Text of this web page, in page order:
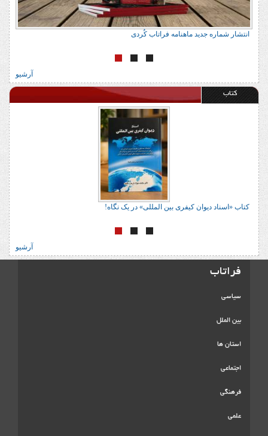
انتشار شماره جدید ماهنامه فراتاب کُردی
آرشیو
کتاب
کتاب «اسناد دیوان کیفری بین المللی» در یک نگاه!
آرشیو
فراتاب
سیاسی
بین الملل
استان ها
اجتماعی
فرهنگی
علمی